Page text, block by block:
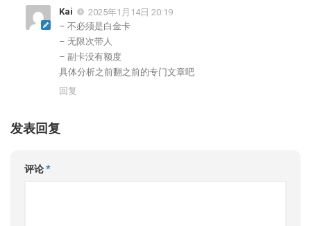
Kai
2025年1月14日 20:19
– 不必须是白金卡
– 无限次带人
– 副卡没有额度
具体分析之前翻之前的专门文章吧
回复
发表回复
评论*